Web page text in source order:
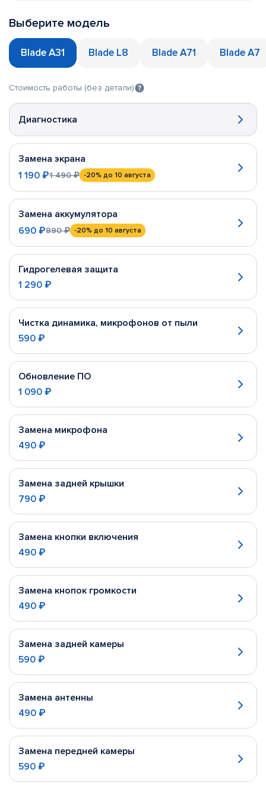
Выберите модель
Blade A31 Blade L8 Blade A71 Blade A7
Стоимость работы (без детали)
Диагностика
Замена экрана
1 190 ₽1 490 ₽ -20% до 10 августа
Замена аккумулятора
690 ₽890 ₽ -20% до 10 августа
Гидрогелевая защита
1 290 ₽
Чистка динамика, микрофонов от пыли
590 ₽
Обновление ПО
1 090 ₽
Замена микрофона
490 ₽
Замена задней крышки
790 ₽
Замена кнопки включения
490 ₽
Замена кнопок громкости
490 ₽
Замена задней камеры
590 ₽
Замена антенны
490 ₽
Замена передней камеры
590 ₽